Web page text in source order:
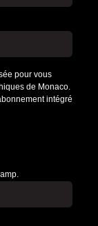
pour vous
de Monaco.
intégré